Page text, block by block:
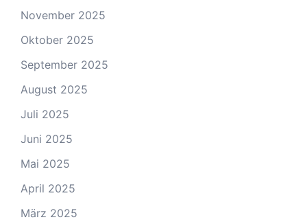
November 2025
Oktober 2025
September 2025
August 2025
Juli 2025
Juni 2025
Mai 2025
April 2025
März 2025